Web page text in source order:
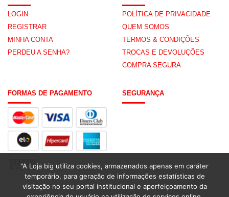
LOGIN
REGISTRAR
MINHA CONTA
PERDEU A SENHA?
POLÍTICA DE PRIVACIDADE
QUEM SOMOS
TERMOS & CONDIÇÕES
TROCAS E DEVOLUÇÕES
COMPRA SEGURA
FORMAS DE PAGAMENTO SEGURANÇA
"A Loja big utiliza cookies, armazenados apenas em caráter
temporário, para geração de informações estatísticas de
visitação no seu portal institucional e aperfeiçoamento da